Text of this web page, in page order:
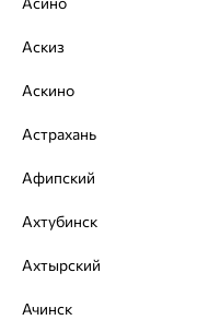
Другие города
8 (800) 250-02-30
Заказать звонок
© ООО «Ювелирный дом
На информационном
рекомендательные
ОГРН 1044800168379
Аскиз
Аскино
Астрахань
Афипский
Ахтубинск
Ахтырский
Ачинск